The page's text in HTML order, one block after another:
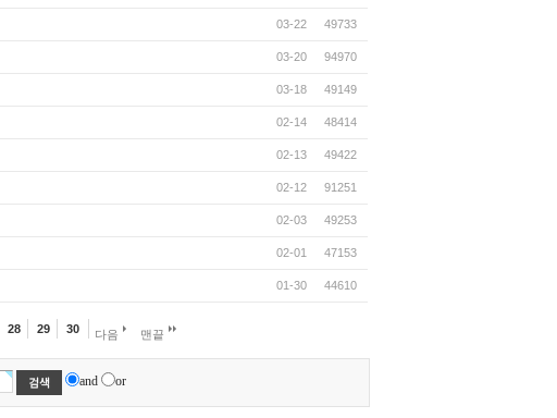
03-22 49733
03-20 94970
03-18 49149
02-14 48414
02-13 49422
02-12 91251
02-03 49253
02-01 47153
01-30 44610
28 29 30 다음 맨끝
and or